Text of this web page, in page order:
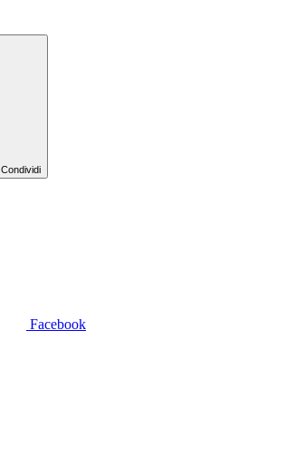
Condividi
Facebook